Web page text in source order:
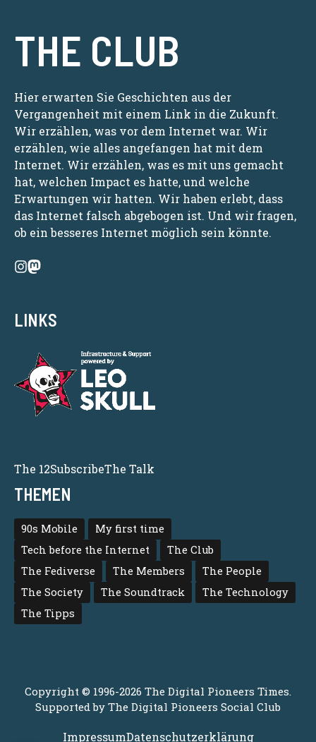
THE CLUB
Hier erwarten Sie Geschichten aus der
Vergangenheit mit einem Link in die Zukunft.
Wir erzählen, was vor dem Internet war. Wir
erzählen, wie alles angefangen hat mit dem
Internet. Wir erzählen, was es mit uns gemacht
hat, welchen Impact es hatte, und welche
Erwartungen wir hatten. Wir haben erlebt, dass
das Internet falsch abgebogen ist. Und wir fragen,
ob ein besseres Internet möglich sein könnte.
LINKS
The 12SubscribeThe Talk
THEMEN
90s Mobile
My first time
Tech before the Internet
The Club
The Fediverse
The Members
The People
The Society
The Soundtrack
The Technology
The Tipps
Copyright © 1996-2026 The Digital Pioneers Times.
Supported by The Digital Pioneers Social Club
ImpressumDatenschutzerklärung